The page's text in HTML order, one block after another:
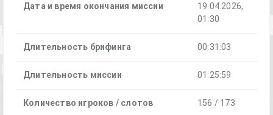
Дата и время окончания миссии
19.04.2026,
01:30
Длительность брифинга 00:31:03
Длительность миссии 01:25:59
Количество игроков / слотов 156 / 173